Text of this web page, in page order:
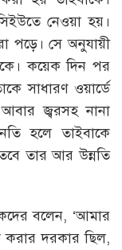
নেওয়া হয়।
পড়ে। সে অনুযায়ী
কয়েক দিন পর
সাধারণ ওয়ার্ডে
জ্বরসহ নানা
হলে তাইবাকে
তার আর উন্নতি
বলেন, ‘আমার
করার দরকার ছিল,